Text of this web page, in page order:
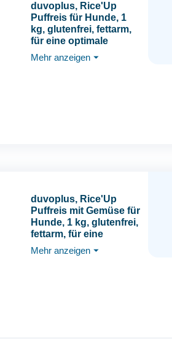
duvoplus, Rice'Up
Puffreis für Hunde, 1
kg, glutenfrei, fettarm,
für eine optimale
Verdauung,
gebrauchsfertig, Mix &
Mehr anzeigen ⏷
duvoplus, Rice'Up
Puffreis mit Gemüse für
Hunde, 1 kg, glutenfrei,
fettarm, für eine
optimale Verdauung,
Mix & Feed: kann mit
Mehr anzeigen ⏷